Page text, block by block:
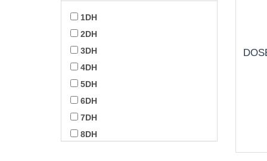
1DH
2DH
3DH
4DH
5DH
6DH
7DH
8DH